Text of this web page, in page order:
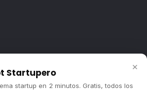
×
Startupero
startup en 2 minutos. Gratis, todos los